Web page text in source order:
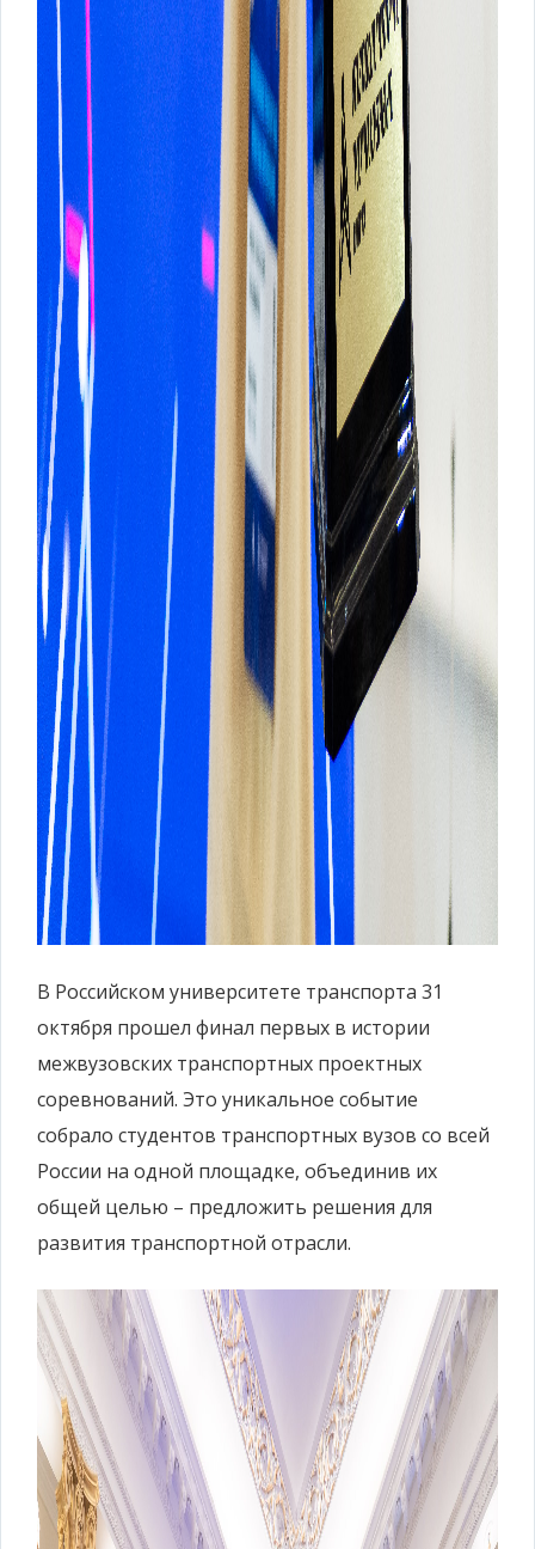
В Российском университете транспорта 31
октября прошел финал первых в истории
межвузовских транспортных проектных
соревнований. Это уникальное событие
собрало студентов транспортных вузов со всей
России на одной площадке, объединив их
общей целью – предложить решения для
развития транспортной отрасли.